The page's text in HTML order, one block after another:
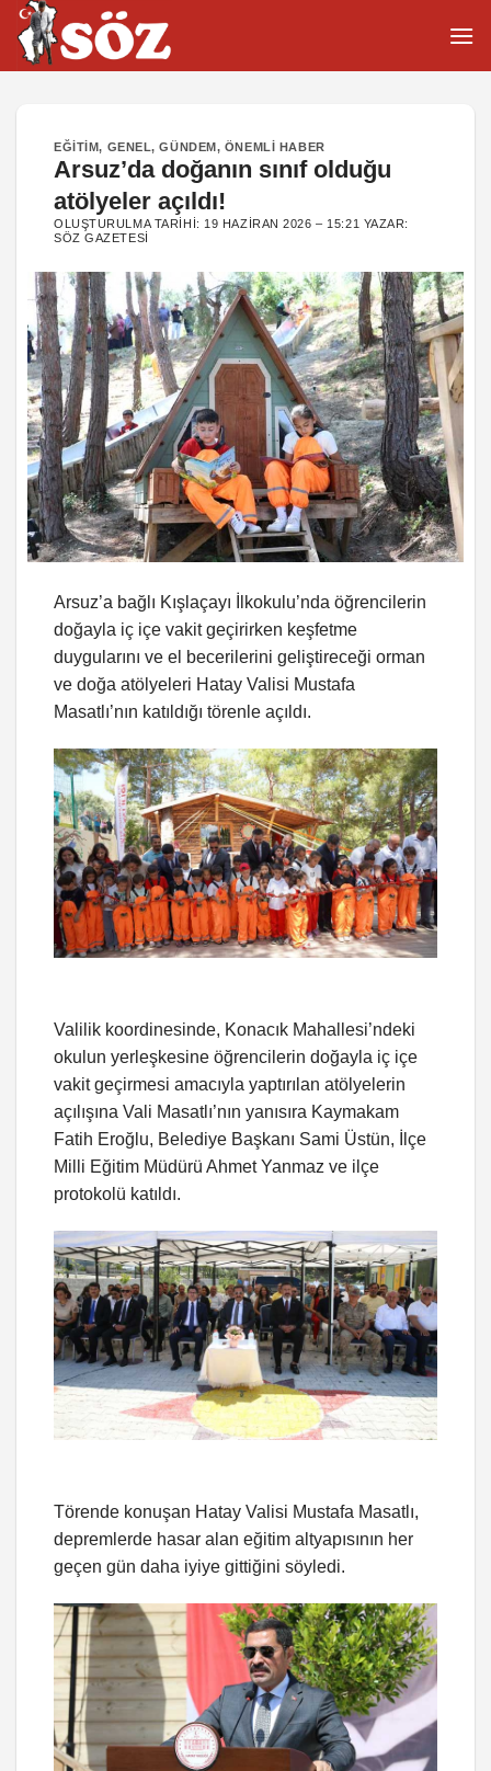
İçeriğe
atla
EĞITIM, GENEL,GÜNDEM, ÖNEMLI HABER
Arsuz’da doğanın sınıf olduğu
atölyeler açıldı!
OLUŞTURULMA TARIHI: 19 HAZIRAN 2026 – 15:21 YAZAR:
SÖZ GAZETESI
Arsuz’a bağlı Kışlaçayı İlkokulu’nda öğrencilerin
doğayla iç içe vakit geçirirken keşfetme
duygularını ve el becerilerini geliştireceği orman
ve doğa atölyeleri Hatay Valisi Mustafa
Masatlı’nın katıldığı törenle açıldı.
Valilik koordinesinde, Konacık Mahallesi’ndeki
okulun yerleşkesine öğrencilerin doğayla iç içe
vakit geçirmesi amacıyla yaptırılan atölyelerin
açılışına Vali Masatlı’nın yanısıra Kaymakam
Fatih Eroğlu, Belediye Başkanı Sami Üstün, İlçe
Milli Eğitim Müdürü Ahmet Yanmaz ve ilçe
protokolü katıldı.
Törende konuşan Hatay Valisi Mustafa Masatlı,
depremlerde hasar alan eğitim altyapısının her
geçen gün daha iyiye gittiğini söyledi.